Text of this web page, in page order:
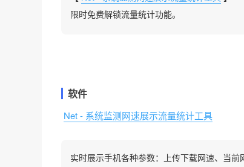
限时免费解锁流量统计功能。
软件
Net - 系统监测网速展示流量统计工具
实时展示手机各种参数：上传下载网速、当前